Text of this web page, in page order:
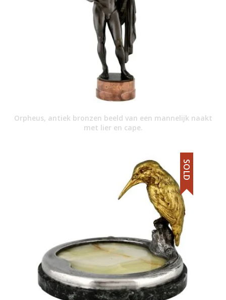
Orpheus, antiek bronzen beeld van een mannelijk naakt
met lier en cape.
SOLD